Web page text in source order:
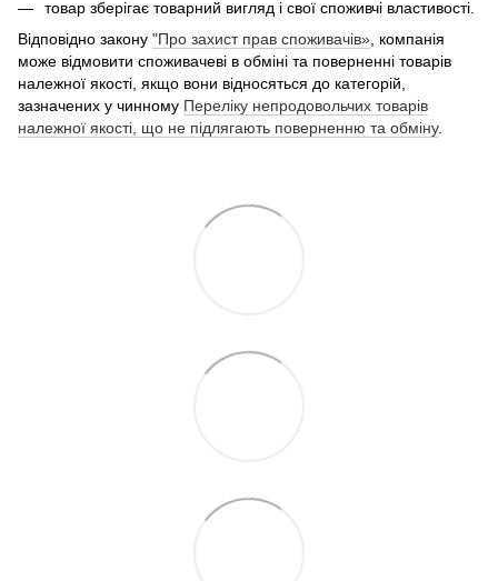
товар зберігає товарний вигляд і свої споживчі властивості.
Відповідно закону "Про захист прав споживачів» , компанія
може відмовити споживачеві в обміні та поверненні товарів
належної якості, якщо вони відносяться до категорій,
зазначених у чинному Переліку непродовольчих товарів
належної якості, що не підлягають поверненню та обміну.